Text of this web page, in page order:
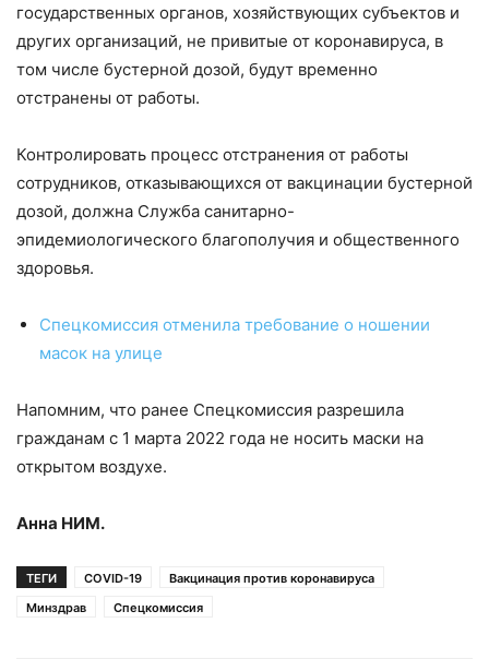
государственных органов, хозяйствующих субъектов и
других организаций, не привитые от коронавируса, в
том числе бустерной дозой, будут временно
отстранены от работы.
Контролировать процесс отстранения от работы
сотрудников, отказывающихся от вакцинации бустерной
дозой, должна Служба санитарно-
эпидемиологического благополучия и общественного
здоровья.
Спецкомиссия отменила требование о ношении
масок на улице
Напомним, что ранее Спецкомиссия разрешила
гражданам с 1 марта 2022 года не носить маски на
открытом воздухе.
Анна НИМ.
ТЕГИ COVID-19
Вакцинация против коронавируса
Минздрав
Спецкомиссия